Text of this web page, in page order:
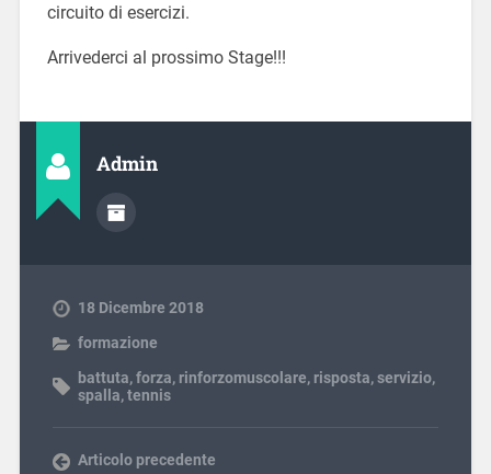
circuito di esercizi.
Arrivederci al prossimo Stage!!!
Admin
18 Dicembre 2018
formazione
battuta,forza, rinforzomuscolare, risposta,servizio,
spalla,tennis
Articolo precedente